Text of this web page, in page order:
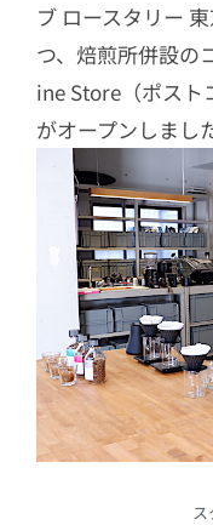
ブ ロースタリー
つ、焙煎所併設の
ine Store（ポスト
がオープンしまし
ス